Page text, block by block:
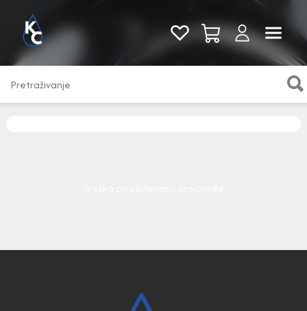
Pogledaj sve